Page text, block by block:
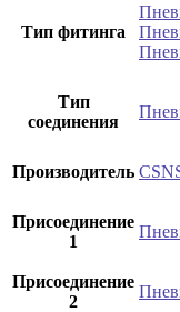
Тип фитинга
Тип
соединения
Производитель
Присоединение
1
Присоединение
2